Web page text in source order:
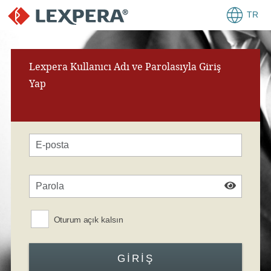
TR
Lexpera Kullanıcı Adı ve Parolasıyla Giriş
Yap
Oturum açık kalsın
GIRIŞ